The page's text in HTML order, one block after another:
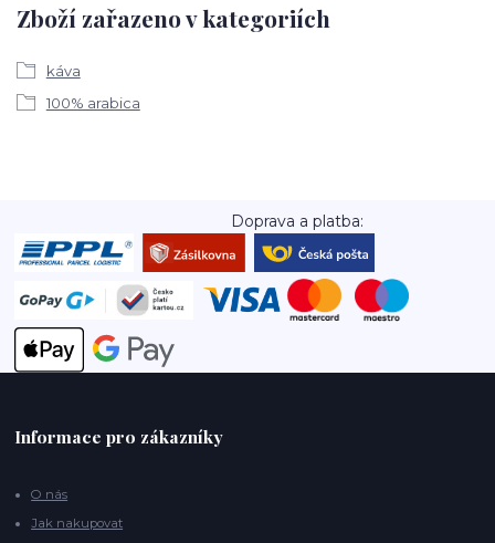
Zboží zařazeno v kategoriích
káva
100% arabica
Doprava a platba:
Informace pro zákazníky
O nás
Jak nakupovat